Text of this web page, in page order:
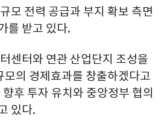
모 전력 공급과 부지 확보 측면
를 받고 있다.
센터와 연관 산업단지 조성을
모의 경제효과를 창출하겠다고
후 투자 유치와 중앙정부 협의
있다.